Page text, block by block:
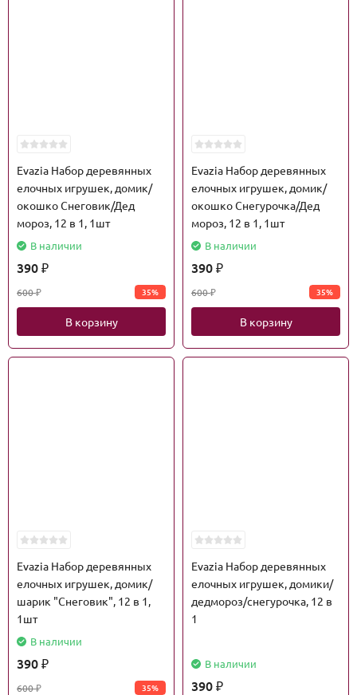
Evazia Набор деревянных
елочных игрушек, домик/
окошко Снеговик/Дед
мороз, 12 в 1, 1шт
В наличии
390 ₽
600₽ 35%
В корзину
Evazia Набор деревянных
елочных игрушек, домик/
окошко Снегурочка/Дед
мороз, 12 в 1, 1шт
В наличии
390 ₽
600₽ 35%
В корзину
Evazia Набор деревянных
елочных игрушек, домик/
шарик "Снеговик", 12 в 1,
1шт
В наличии
390 ₽
600₽ 35%
Evazia Набор деревянных
елочных игрушек, домики/
дедмороз/снегурочка, 12 в
1
В наличии
390 ₽